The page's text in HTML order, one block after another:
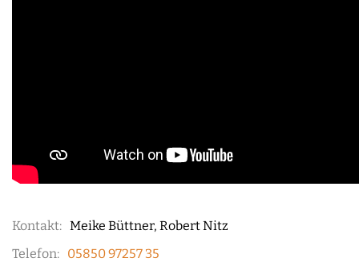
Kontakt: Meike Büttner, Robert Nitz
Telefon: 05850 97257 35